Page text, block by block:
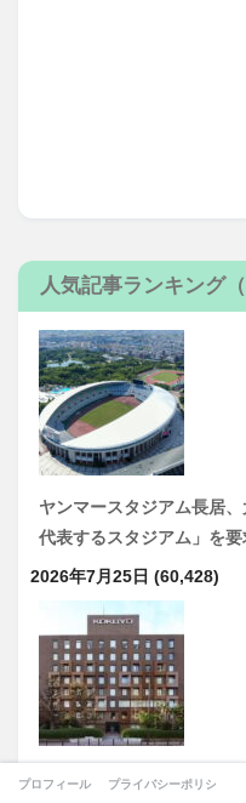
人気記事ランキング（
ヤンマースタジアム長居
代表するスタジアム」を
2026年7月25日 (60,428)
コクヨ旧本社跡をOsaka
プロフィール プライバシーポリシー